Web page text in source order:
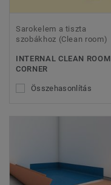
Sarokelem a tiszta
szobákhoz (Clean room)
INTERNAL CLEAN ROOM
CORNER
Összehasonlítás